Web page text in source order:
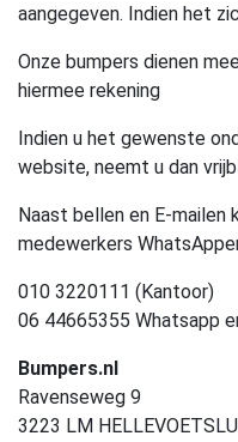
aangegeven. Indien het
Onze bumpers dienen
hiermee rekening
Indien u het gewenste
website, neemt u dan
Naast bellen en E-mailen
medewerkers
010 3220111 (Kantoor)
06 44665355 Whatsapp
Bumpers.nl
Ravenseweg 9
3223 LM